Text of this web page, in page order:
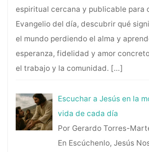
espiritual cercana y publicable para
Evangelio del día, descubrir qué
el mundo perdiendo el alma y
esperanza, fidelidad y amor
el trabajo y la comunidad. […]
Escuchar a Jesús en la
vida de cada día
Por Gerardo Torres-
En Escúchenlo, Jesús